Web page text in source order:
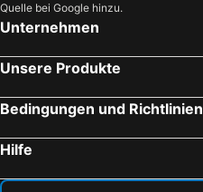
Quelle bei Google hinzu.
Unternehmen
Unsere Produkte
Bedingungen und Richtlinien
Hilfe